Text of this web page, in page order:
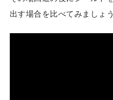
出す場合を比べてみましょう